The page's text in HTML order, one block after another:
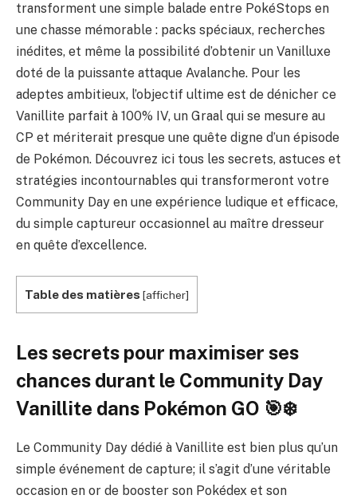
transforment une simple balade entre PokéStops en
une chasse mémorable : packs spéciaux, recherches
inédites, et même la possibilité d’obtenir un Vanilluxe
doté de la puissante attaque Avalanche. Pour les
adeptes ambitieux, l’objectif ultime est de dénicher ce
Vanillite parfait à 100% IV, un Graal qui se mesure au
CP et mériterait presque une quête digne d’un épisode
de Pokémon. Découvrez ici tous les secrets, astuces et
stratégies incontournables qui transformeront votre
Community Day en une expérience ludique et efficace,
du simple captureur occasionnel au maître dresseur
en quête d’excellence.
Table des matières [afficher]
Les secrets pour maximiser ses
chances durant le Community Day
Vanillite dans Pokémon GO 🎯❄️
Le Community Day dédié à Vanillite est bien plus qu’un
simple événement de capture; il s’agit d’une véritable
occasion en or de booster son Pokédex et son